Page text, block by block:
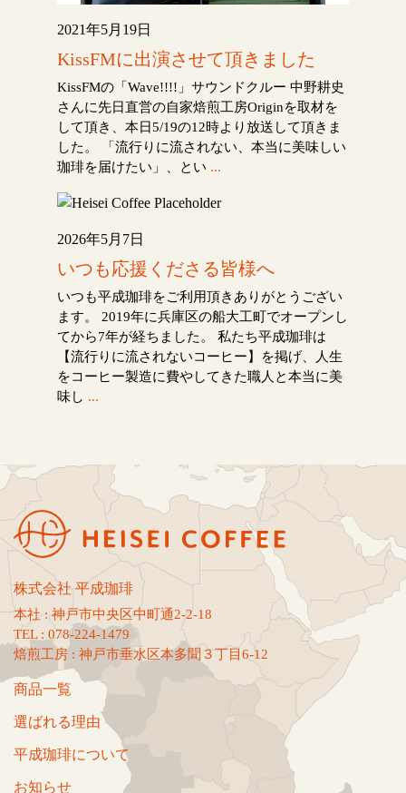
2021年5月19日
KissFMに出演させて頂きました
KissFMの「Wave!!!!」サウンドクルー 中野耕史
さんに先日直営の自家焙煎工房Originを取材を
して頂き、本日5/19の12時より放送して頂きま
した。 「流行りに流されない、本当に美味しい
珈琲を届けたい」、とい ...
2026年5月7日
いつも応援くださる皆様へ
いつも平成珈琲をご利用頂きありがとうござい
ます。 2019年に兵庫区の船大工町でオープンし
てから7年が経ちました。 私たち平成珈琲は
【流行りに流されないコーヒー】を掲げ、人生
をコーヒー製造に費やしてきた職人と本当に美
味し ...
株式会社 平成珈琲
本社 : 神戸市中央区中町通2-2-18
TEL : 078-224-1479
焙煎工房 : 神戸市垂水区本多聞３丁目6-12
商品一覧
選ばれる理由
平成珈琲について
お知らせ